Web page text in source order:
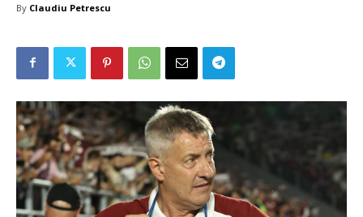
By Claudiu Petrescu